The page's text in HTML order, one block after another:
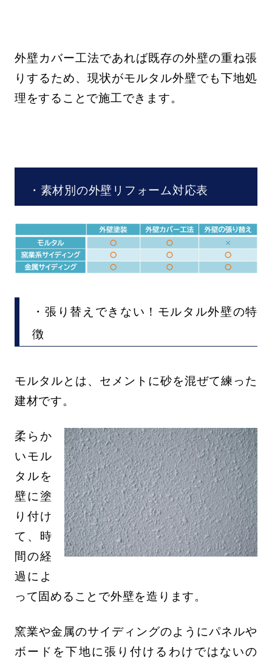
外壁カバー工法であれば既存の外壁の重ね張
りするため、現状がモルタル外壁でも下地処
理をすることで施工できます。
・素材別の外壁リフォーム対応表
・張り替えできない！モルタル外壁の特
徴
モルタルとは、セメントに砂を混ぜて練った
建材です。
柔らか
いモル
タルを
壁に塗
り付け
て、時
間の経
過によ
って固めることで外壁を造ります。
窯業や金属のサイディングのようにパネルや
ボードを下地に張り付けるわけではないの